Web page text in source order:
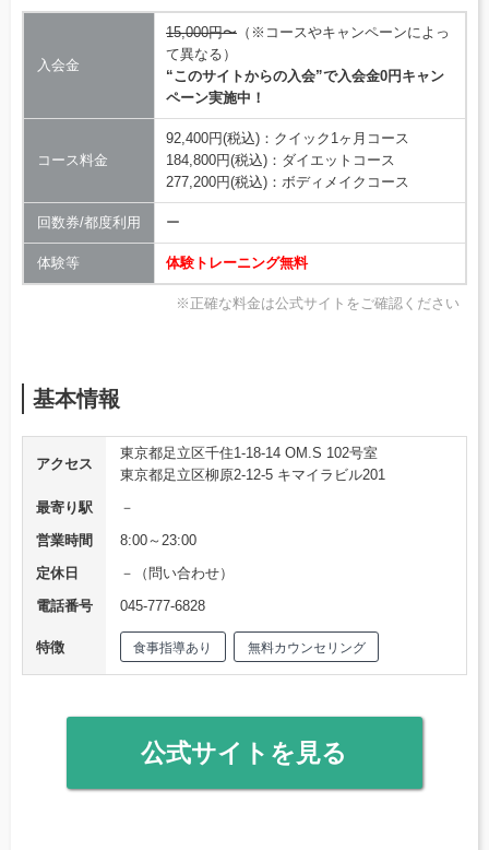
入会金
15,000円〜 （※コースやキャンペーンによっ
て異なる）
“このサイトからの入会”で入会金0円キャン
ペーン実施中！
コース料金
92,400円(税込)：クイック1ヶ月コース
184,800円(税込)：ダイエットコース
277,200円(税込)：ボディメイクコース
回数券/都度利用 ー
体験等 体験トレーニング無料
※正確な料金は公式サイトをご確認ください
基本情報
アクセス
東京都足立区千住1-18-14 OM.S 102号室
東京都足立区柳原2-12-5 キマイラビル201
最寄り駅
－
営業時間
8:00～23:00
定休日
－（問い合わせ）
電話番号
045-777-6828
特徴 食事指導あり 無料カウンセリング
公式サイトを見る